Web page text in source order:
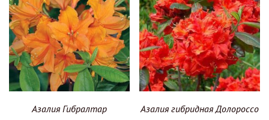
Азалия Гибралтар Азалия гибридная Долороссо